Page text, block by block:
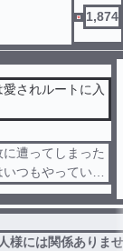
1,874
されルートに入
遭ってしまった
つもやっている
ニーラブ』の物語
役のLANに転生
様には関係ありま